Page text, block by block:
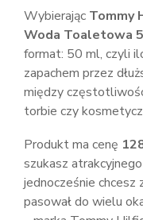
Wybierając Tommy
Woda Toaletowa
format: 50 ml, czyli
zapachem przez
między
torbie czy
Produkt ma cenę
szukasz
jednocześnie chcesz
pasował do wielu